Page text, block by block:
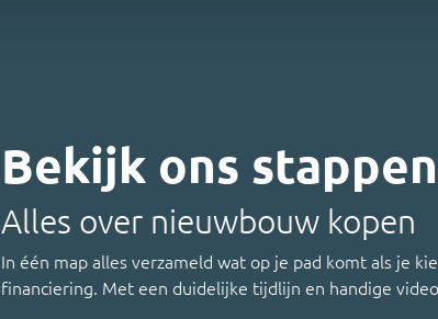
Bekijk ons
Alles over nieuwbouw kopen
In één map alles verzameld wat op je pad komt als je
financiering. Met een duidelijke tijdlijn en handige